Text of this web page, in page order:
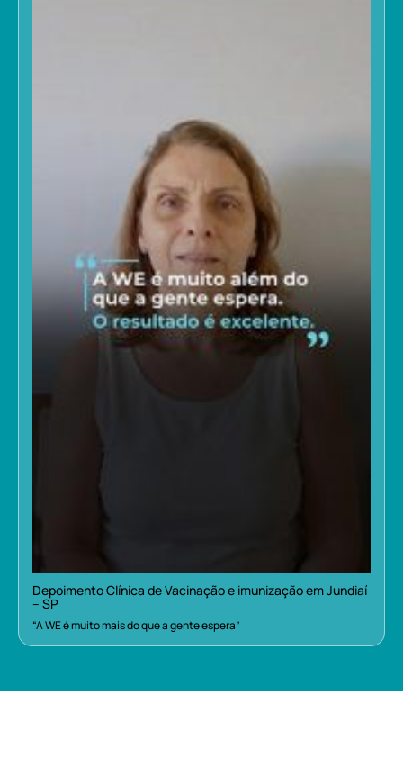
Depoimento Clínica de Vacinação e imunização em Jundiaí
– SP
“A WE é muito mais do que a gente espera”